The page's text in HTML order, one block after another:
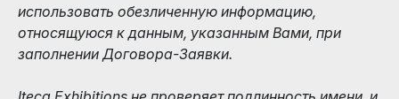
использовать обезличенную информацию,
относящуюся к данным, указанным Вами, при
заполнении Договора-Заявки.